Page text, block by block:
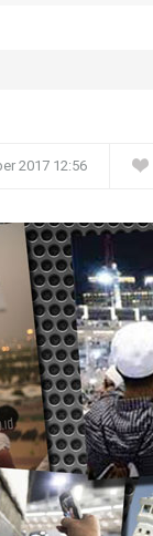
2017 12:56